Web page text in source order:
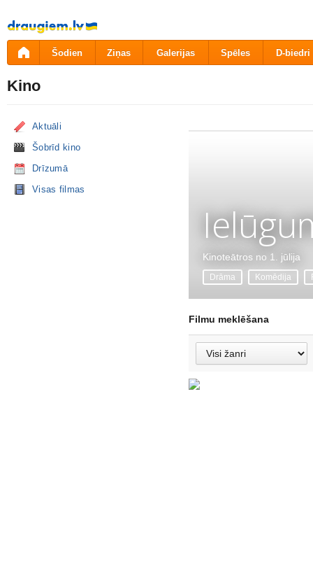
Pāriet
uz
saturu
Šodien Ziņas Galerijas Spēles D-biedri
Kino
Aktuāli
Šobrīd kino
Drīzumā
Visas filmas
Kinoteātros no 1. jūlija
Drāma Komēdija
Filmu meklēšana